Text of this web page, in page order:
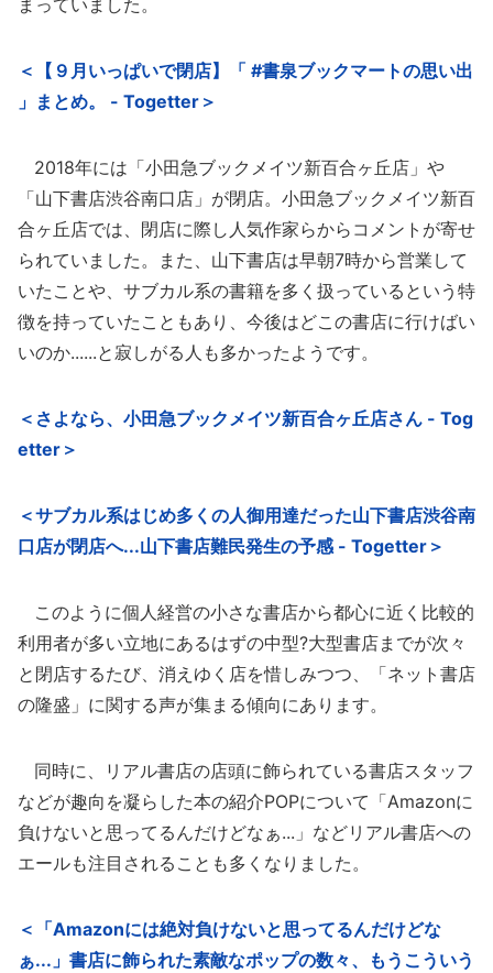
まっていました。
＜【９月いっぱいで閉店】「 #書泉ブックマートの思い出
」まとめ。 - Togetter＞
2018年には「小田急ブックメイツ新百合ヶ丘店」や
「山下書店渋谷南口店」が閉店。小田急ブックメイツ新百
合ヶ丘店では、閉店に際し人気作家らからコメントが寄せ
られていました。また、山下書店は早朝7時から営業して
いたことや、サブカル系の書籍を多く扱っているという特
徴を持っていたこともあり、今後はどこの書店に行けばい
いのか......と寂しがる人も多かったようです。
＜さよなら、小田急ブックメイツ新百合ヶ丘店さん - Tog
etter＞
＜サブカル系はじめ多くの人御用達だった山下書店渋谷南
口店が閉店へ...山下書店難民発生の予感 - Togetter＞
このように個人経営の小さな書店から都心に近く比較的
利用者が多い立地にあるはずの中型?大型書店までが次々
と閉店するたび、消えゆく店を惜しみつつ、「ネット書店
の隆盛」に関する声が集まる傾向にあります。
同時に、リアル書店の店頭に飾られている書店スタッフ
などが趣向を凝らした本の紹介POPについて「Amazonに
負けないと思ってるんだけどなぁ...」などリアル書店への
エールも注目されることも多くなりました。
＜「Amazonには絶対負けないと思ってるんだけどな
ぁ...」書店に飾られた素敵なポップの数々、もうこういう